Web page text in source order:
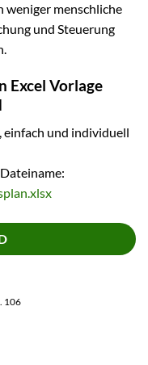
weniger menschliche
und Steuerung
Excel Vorlage
einfach und individuell
106